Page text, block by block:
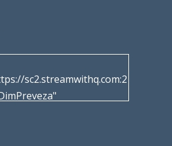
sc2.streamwithq.com:2